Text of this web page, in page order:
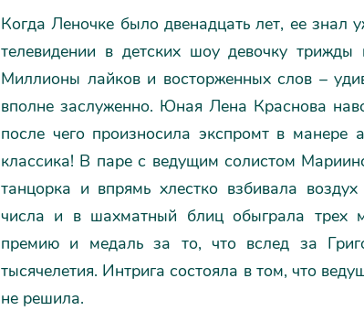
Когда Леночке было двенадцать лет, ее знал
телевидении в детских шоу девочку
Миллионы лайков и восторженных слов –
вполне заслуженно. Юная Лена Краснова
после чего произносила экспромт в
классика! В паре с ведущим солистом
танцорка и впрямь хлестко взбивала
числа и в шахматный блиц обыграла трех
премию и медаль за то, что вслед за
тысячелетия. Интрига состояла в том, что
не решила.